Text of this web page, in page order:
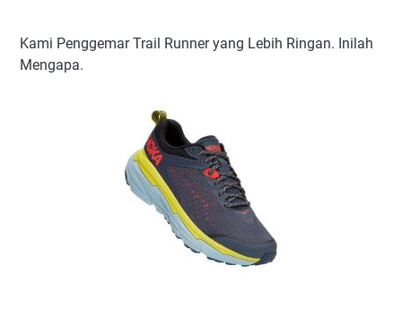
Kami Penggemar Trail Runner yang Lebih Ringan. Inilah
Mengapa.